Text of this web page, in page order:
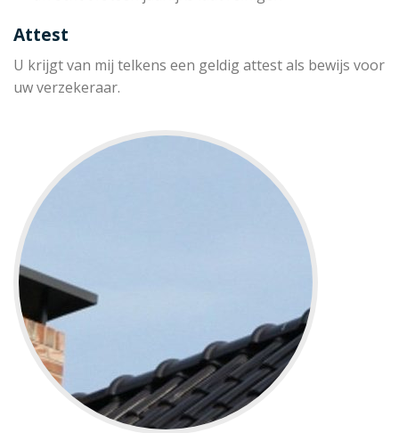
Attest
U krijgt van mij telkens een geldig attest als bewijs voor
uw verzekeraar.